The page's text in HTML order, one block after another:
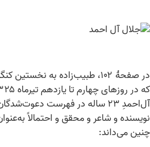
در صفحهٔ ۱۰۲، طبیب‌زاده به
نویسنده و شاعر و محقق و احتمالاً
چنین می‌داند: